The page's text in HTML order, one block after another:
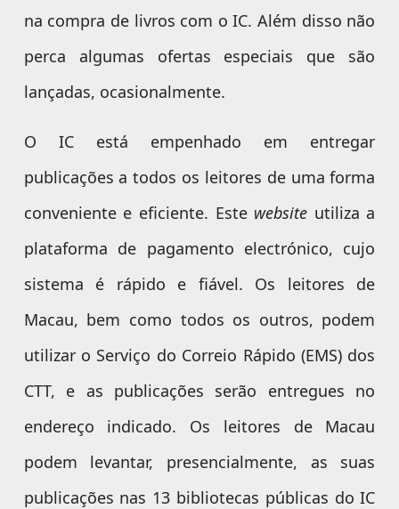
na compra de livros com o IC. Além disso não
perca algumas ofertas especiais que são
lançadas, ocasionalmente.
O IC está empenhado em entregar
publicações a todos os leitores de uma forma
conveniente e eficiente. Este website utiliza a
plataforma de pagamento electrónico, cujo
sistema é rápido e fiável. Os leitores de
Macau, bem como todos os outros, podem
utilizar o Serviço do Correio Rápido (EMS) dos
CTT, e as publicações serão entregues no
endereço indicado. Os leitores de Macau
podem levantar, presencialmente, as suas
publicações nas 13 bibliotecas públicas do IC